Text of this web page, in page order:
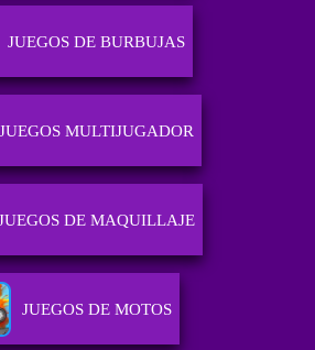
JUEGOS DE BURBUJAS
JUEGOS MULTIJUGADOR
DE MAQUILLAJE
JUEGOS DE MOTOS